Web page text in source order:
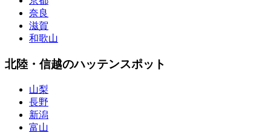
奈良
滋賀
和歌山
北陸・信越のハッテンスポット
山梨
長野
新潟
富山